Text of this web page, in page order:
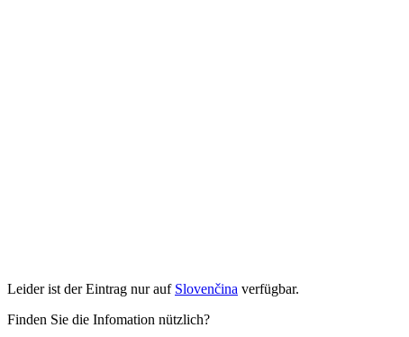
Leider ist der Eintrag nur auf Slovenčina verfügbar.
Finden Sie die Infomation nützlich?